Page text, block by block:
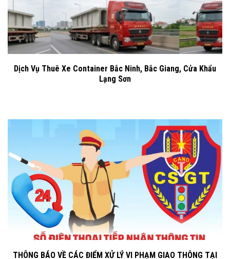
Dịch Vụ Thuê Xe Container Bắc Ninh, Bắc Giang, Cửa Khẩu
Lạng Sơn
THÔNG BÁO VỀ CÁC ĐIỂM XỬ LÝ VI PHẠM GIAO THÔNG TẠI